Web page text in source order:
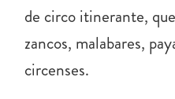
de circo itinerante,
zancos, malabares,
circenses.